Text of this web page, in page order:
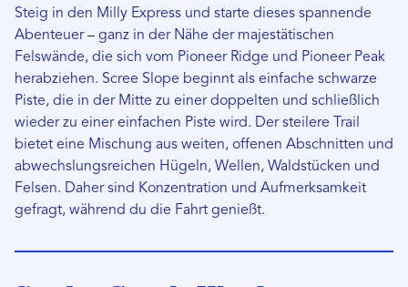
Steig in den Milly Express und starte dieses spannende
Abenteuer – ganz in der Nähe der majestätischen
Felswände, die sich vom Pioneer Ridge und Pioneer Peak
herabziehen. Scree Slope beginnt als einfache schwarze
Piste, die in der Mitte zu einer doppelten und schließlich
wieder zu einer einfachen Piste wird. Der steilere Trail
bietet eine Mischung aus weiten, offenen Abschnitten und
abwechslungsreichen Hügeln, Wellen, Waldstücken und
Felsen. Daher sind Konzentration und Aufmerksamkeit
gefragt, während du die Fahrt genießt.